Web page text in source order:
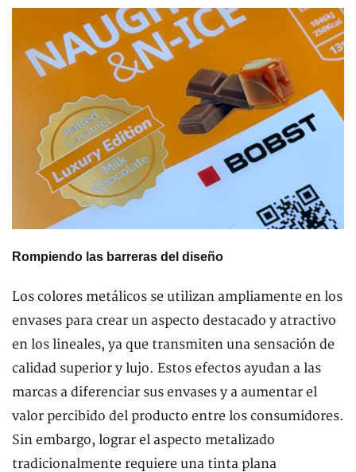
Rompiendo las barreras del diseño
Los colores metálicos se utilizan ampliamente en los
envases para crear un aspecto destacado y atractivo
en los lineales, ya que transmiten una sensación de
calidad superior y lujo. Estos efectos ayudan a las
marcas a diferenciar sus envases y a aumentar el
valor percibido del producto entre los consumidores.
Sin embargo, lograr el aspecto metalizado
tradicionalmente requiere una tinta plana